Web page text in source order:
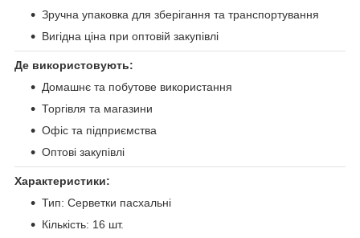
Зручна упаковка для зберігання та транспортування
Вигідна ціна при оптовій закупівлі
Де використовують:
Домашнє та побутове використання
Торгівля та магазини
Офіс та підприємства
Оптові закупівлі
Характеристики:
Тип: Серветки пасхальні
Кількість: 16 шт.